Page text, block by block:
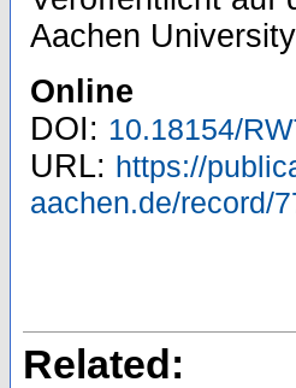
Aachen University
Online
DOI: 10.18154/
URL: https://
aachen.de/record/
Related: